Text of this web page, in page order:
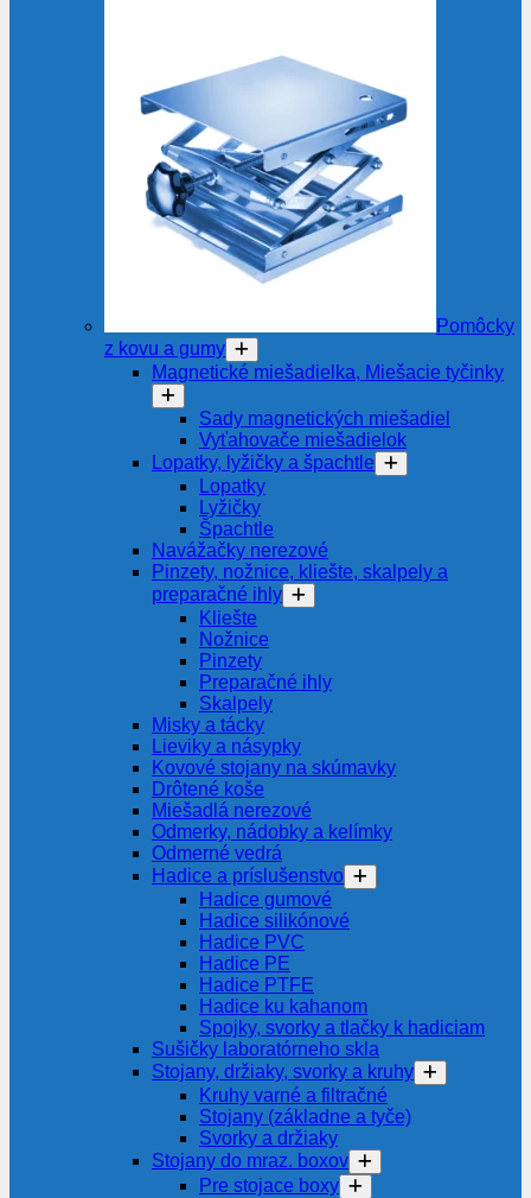
Pomôcky
z kovu a gumy
Magnetické miešadielka, Miešacie tyčinky
Sady magnetických miešadiel
Vyťahovače miešadielok
Lopatky, lyžičky a špachtle
Lopatky
Lyžičky
Špachtle
Navážačky nerezové
Pinzety, nožnice, kliešte, skalpely a
preparačné ihly
Kliešte
Nožnice
Pinzety
Preparačné ihly
Skalpely
Misky a tácky
Lieviky a násypky
Kovové stojany na skúmavky
Drôtené koše
Miešadlá nerezové
Odmerky, nádobky a kelímky
Odmerné vedrá
Hadice a príslušenstvo
Hadice gumové
Hadice silikónové
Hadice PVC
Hadice PE
Hadice PTFE
Hadice ku kahanom
Spojky, svorky a tlačky k hadiciam
Sušičky laboratórneho skla
Stojany, držiaky, svorky a kruhy
Kruhy varné a filtračné
Stojany (základne a tyče)
Svorky a držiaky
Stojany do mraz. boxov
Pre stojace boxy